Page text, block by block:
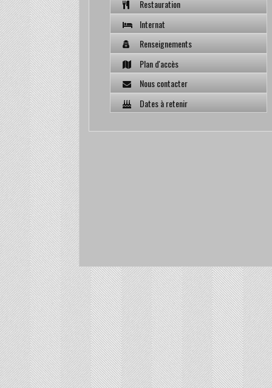
Internat
Renseignements
Plan d'accès
Nous contacter
Dates à retenir